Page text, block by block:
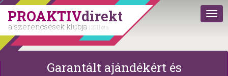
PROAKTIVdirekt
a szerencsések klubja | 2011 óta
Garantált ajándékért és